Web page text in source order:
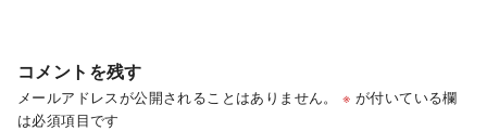
コメントを残す
メールアドレスが公開されることはありません。 ※ が付いている欄
は必須項目です